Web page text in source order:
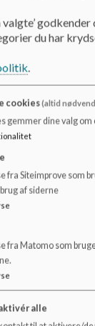
UDEN FINGRE
LETTE SKO
valgte’
du har
.
cookies(altid
gemmer dine valg
fra Siteimprove som
af siderne
fra Matomo som
alle